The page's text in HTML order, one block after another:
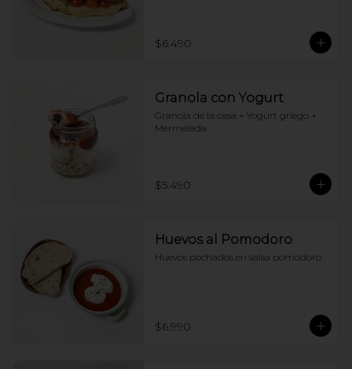
$6.490
Granola con Yogurt
Granola de la casa + Yogurt griego +
Mermelada
$5.490
Huevos al Pomodoro
Huevos pochados en salsa pomodoro
$6.990